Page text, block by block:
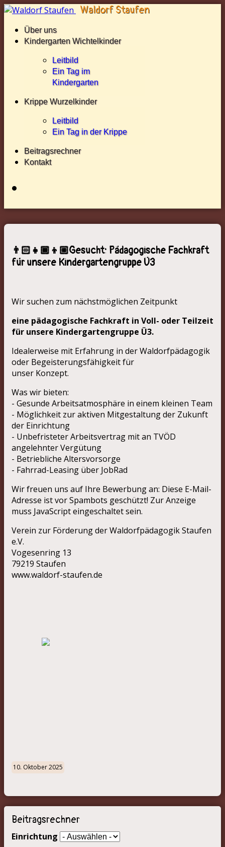
Über uns
Kindergarten Wichtelkinder
Leitbild
Ein Tag im
Kindergarten
Krippe Wurzelkinder
Leitbild
Ein Tag in der Krippe
Beitragsrechner
Kontakt
👨🏻‍👧🏾‍👦🏼Gesucht: Pädagogische Fachkraft
für unsere Kindergartengruppe Ü3
Wir suchen zum nächstmöglichen Zeitpunkt
eine pädagogische Fachkraft in Voll- oder Teilzeit
für unsere Kindergartengruppe Ü3.
Idealerweise mit Erfahrung in der Waldorfpädagogik
oder Begeisterungsfähigkeit für
unser Konzept.
Was wir bieten:
- Gesunde Arbeitsatmosphäre in einem kleinen Team
- Möglichkeit zur aktiven Mitgestaltung der Zukunft
der Einrichtung
- Unbefristeter Arbeitsvertrag mit an TVÖD
angelehnter Vergütung
- Betriebliche Altersvorsorge
- Fahrrad-Leasing über JobRad
Wir freuen uns auf Ihre Bewerbung an: Diese E-Mail-
Adresse ist vor Spambots geschützt! Zur Anzeige
muss JavaScript eingeschaltet sein.
Verein zur Förderung der Waldorfpädagogik Staufen
e.V.
Vogesenring 13
79219 Staufen
www.waldorf-staufen.de
10. Oktober 2025
Beitragsrechner
Einrichtung